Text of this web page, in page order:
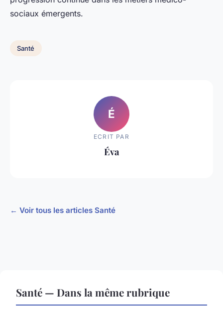
sociaux émergents.
Santé
É
ECRIT PAR
Éva
← Voir tous les articles Santé
Santé — Dans la même rubrique